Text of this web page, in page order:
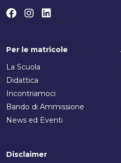
Per le matricole
La Scuola
Didattica
Incontriamoci
Bando di Ammissione
News ed Eventi
Disclaimer